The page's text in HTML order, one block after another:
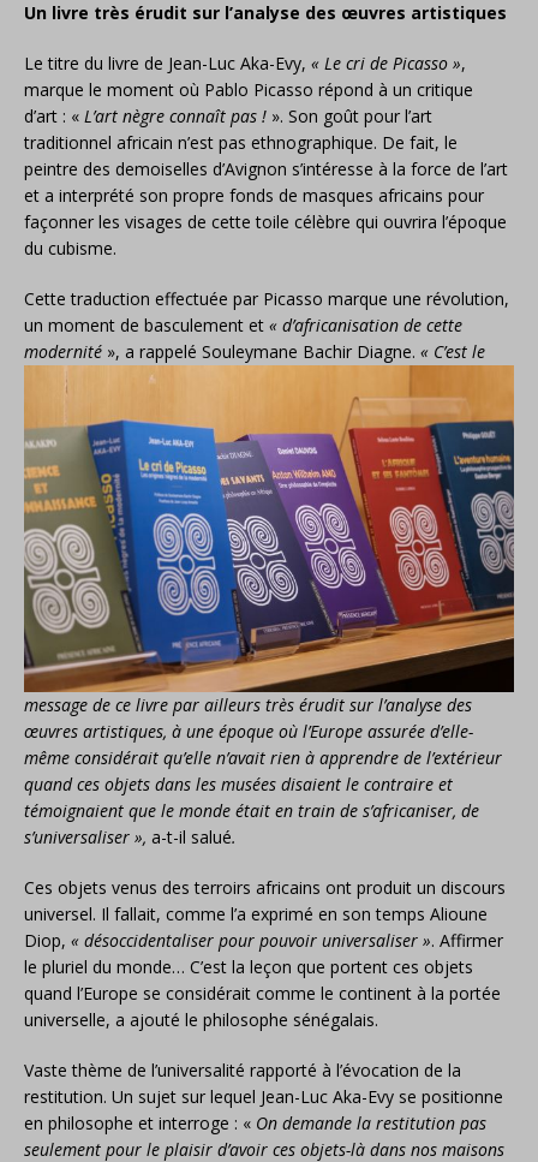
Un livre très érudit sur l’analyse des œuvres artistiques
Le titre du livre de Jean-Luc Aka-Evy, « Le cri de Picasso »,
marque le moment où Pablo Picasso répond à un critique
d’art : « L’art nègre connaît pas ! ». Son goût pour l’art
traditionnel africain n’est pas ethnographique. De fait, le
peintre des demoiselles d’Avignon s’intéresse à la force de l’art
et a interprété son propre fonds de masques africains pour
façonner les visages de cette toile célèbre qui ouvrira l’époque
du cubisme.
Cette traduction effectuée par Picasso marque une révolution,
un moment de basculement et « d’africanisation de cette
modernité », a rappelé Souleymane Bachir Diagne. « C’est le
message de ce livre par ailleurs très érudit sur l’analyse des
œuvres artistiques, à une époque où l’Europe assurée d’elle-
même considérait qu’elle n’avait rien à apprendre de l’extérieur
quand ces objets dans les musées disaient le contraire et
témoignaient que le monde était en train de s’africaniser, de
s’universaliser », a-t-il salué.
Ces objets venus des terroirs africains ont produit un discours
universel. Il fallait, comme l’a exprimé en son temps Alioune
Diop, « désoccidentaliser pour pouvoir universaliser ». Affirmer
le pluriel du monde… C’est la leçon que portent ces objets
quand l’Europe se considérait comme le continent à la portée
universelle, a ajouté le philosophe sénégalais.
Vaste thème de l’universalité rapporté à l’évocation de la
restitution. Un sujet sur lequel Jean-Luc Aka-Evy se positionne
en philosophe et interroge : « On demande la restitution pas
seulement pour le plaisir d’avoir ces objets-là dans nos maisons